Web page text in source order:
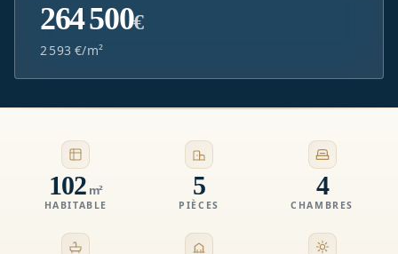
264 500€
2 593 €/m²
102 m²
HABITABLE
5
PIÈCES
4
CHAMBRES